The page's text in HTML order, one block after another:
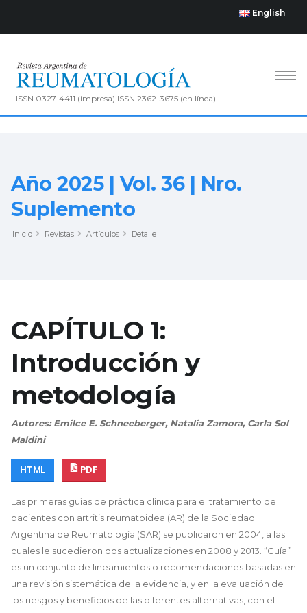
English
ISSN 0327-4411 (impresa) ISSN 2362-3675 (en línea)
Año 2025 | Vol. 36 | Nro.
Suplemento
Inicio Revistas Artículos Detalle
CAPÍTULO 1:
Introducción y
metodología
Autores: Emilce E. Schneeberger, Natalia Zamora, Carla Sol
Maldini
HTML PDF
Las primeras guías de práctica clínica para el tratamiento de
pacientes con artritis reumatoidea (AR) de la Sociedad
Argentina de Reumatología (SAR) se publicaron en 2004, a las
cuales le sucedieron dos actualizaciones en 2008 y 2013. “Guía”
es un conjunto de lineamientos o recomendaciones basadas en
una revisión sistemática de la evidencia, y en la evaluación de
los riesgos y beneficios de las diferentes alternativas, con el